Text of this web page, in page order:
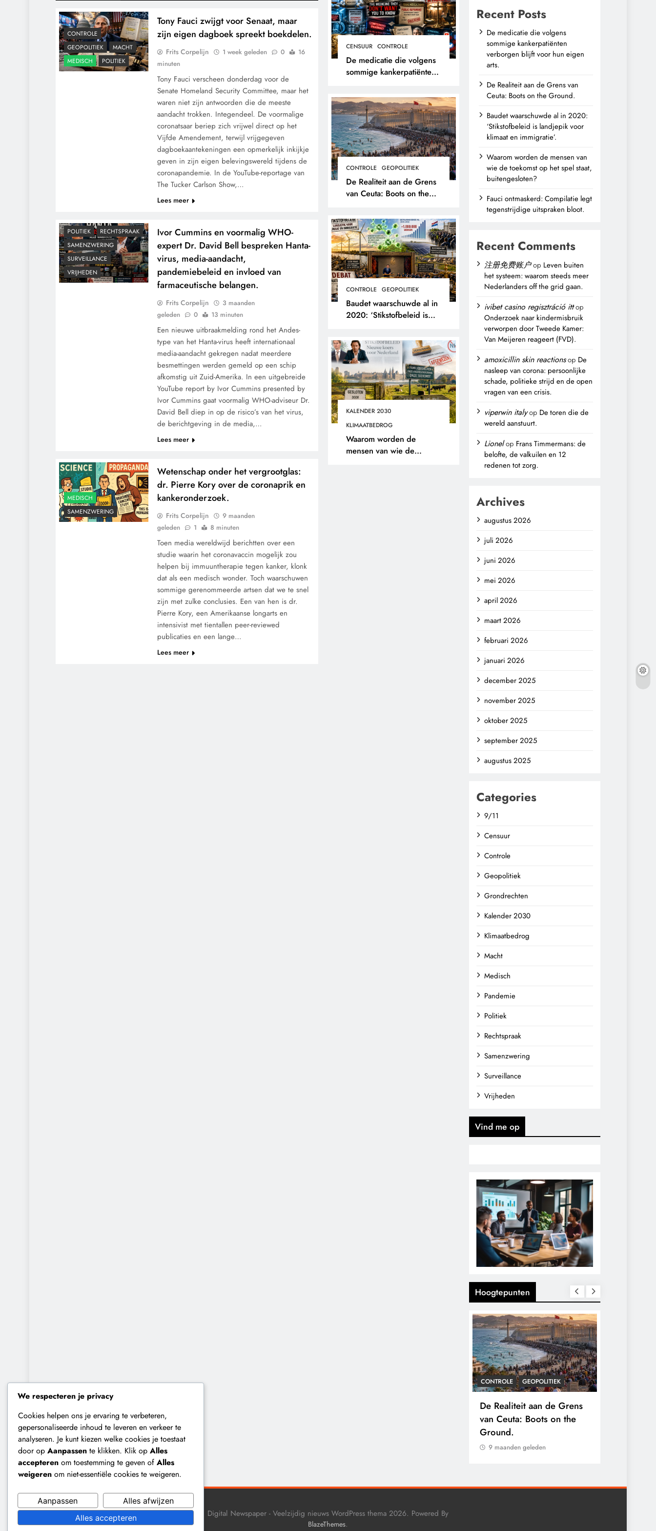
CENSUUR CONTROLE
De medicatie die volgens
sommige kankerpatiënten
eigen arts.
CONTROLE GEOPOLITIEK
De Realiteit aan de Grens
van Ceuta: Boots on the
CONTROLE GEOPOLITIEK
Baudet waarschuwde al in
2020: ‘Stikstofbeleid is
immigratie’.
KALENDER 2030
KLIMAATBEDROG
Waarom worden de
mensen van wie de
CONTROLE
GEOPOLITIEK
MACHT
MEDISCH
POLITIEK
Tony Fauci zwijgt voor Senaat, maar
zijn eigen dagboek spreekt boekdelen.
Frits Corpelijn 1 week geleden 0
16
minuten
Tony Fauci verscheen donderdag voor de
Senate Homeland Security Committee, maar het
waren niet zijn antwoorden die de meeste
aandacht trokken. Integendeel. De voormalige
coronatsaar beriep zich vrijwel direct op het
Vijfde Amendement, terwijl vrijgegeven
dagboekaantekeningen een opmerkelijk inkijkje
geven in zijn eigen belevingswereld tijdens de
coronapandemie. In de YouTube-reportage van
The Tucker Carlson Show,…
Lees meer
POLITIEK
RECHTSPRAAK
SAMENZWERING
SURVEILLANCE
VRIJHEDEN
Ivor Cummins en voormalig WHO-
expert Dr. David Bell bespreken Hanta-
virus, media-aandacht,
pandemiebeleid en invloed van
farmaceutische belangen.
Frits Corpelijn
3 maanden
geleden
0 13 minuten
Een nieuwe uitbraakmelding rond het Andes-
type van het Hanta-virus heeft internationaal
media-aandacht gekregen nadat meerdere
besmettingen werden gemeld op een schip
afkomstig uit Zuid-Amerika. In een uitgebreide
YouTube report by Ivor Cummins presented by
Ivor Cummins gaat voormalig WHO-adviseur Dr.
David Bell diep in op de risico’s van het virus,
de berichtgeving in de media,…
Lees meer
MEDISCH
SAMENZWERING
Wetenschap onder het vergrootglas:
dr. Pierre Kory over de coronaprik en
kankeronderzoek.
Frits Corpelijn
9 maanden
geleden
1 8 minuten
Toen media wereldwijd berichtten over een
studie waarin het coronavaccin mogelijk zou
helpen bij immuuntherapie tegen kanker, klonk
dat als een medisch wonder. Toch waarschuwen
sommige gerenommeerde artsen dat we te snel
zijn met zulke conclusies. Een van hen is dr.
Pierre Kory, een Amerikaanse longarts en
intensivist met tientallen peer-reviewed
publicaties en een lange…
Lees meer
Recent Posts
De medicatie die volgens
sommige kankerpatiënten
verborgen blijft voor hun eigen
arts.
De Realiteit aan de Grens van
Ceuta: Boots on the Ground.
Baudet waarschuwde al in 2020:
‘Stikstofbeleid is landjepik voor
klimaat en immigratie’.
Waarom worden de mensen van
wie de toekomst op het spel staat,
buitengesloten?
Fauci ontmaskerd: Compilatie legt
tegenstrijdige uitspraken bloot.
Recent Comments
注册免费账户op Leven buiten
het systeem: waarom steeds meer
Nederlanders off the grid gaan.
ivibet casino regisztráció ittop
Onderzoek naar kindermisbruik
verworpen door Tweede Kamer:
Van Meijeren reageert (FVD).
amoxicillin skin reactionsop De
nasleep van corona: persoonlijke
schade, politieke strijd en de open
vragen van een crisis.
viperwin italyop De toren die de
wereld aanstuurt.
Lionelop Frans Timmermans: de
belofte, de valkuilen en 12
redenen tot zorg.
Archives
augustus 2026
juli 2026
juni 2026
mei 2026
april 2026
maart 2026
februari 2026
januari 2026
december 2025
november 2025
oktober 2025
september 2025
augustus 2025
Categories
9/11
Censuur
Controle
Geopolitiek
Grondrechten
Kalender 2030
Klimaatbedrog
Macht
Medisch
Pandemie
Politiek
Rechtspraak
Samenzwering
Surveillance
Vrijheden
Vind me op
Hoogtepunten
CONTROLE GEOPOLITIEK
De Realiteit aan de Grens
van Ceuta: Boots on the
Ground.
9 maanden geleden
Digital Newspaper - Veelzijdig nieuws WordPress thema 2026. Powered By
BlazeThemes.
We respecteren je privacy
Cookies helpen ons je ervaring te verbeteren,
gepersonaliseerde inhoud te leveren en verkeer te
analyseren. Je kunt kiezen welke cookies je toestaat
door op Aanpassen te klikken. Klik op Alles
accepteren om toestemming te geven of Alles
weigeren om niet-essentiële cookies te weigeren.
Aanpassen
Alles afwijzen
Alles accepteren